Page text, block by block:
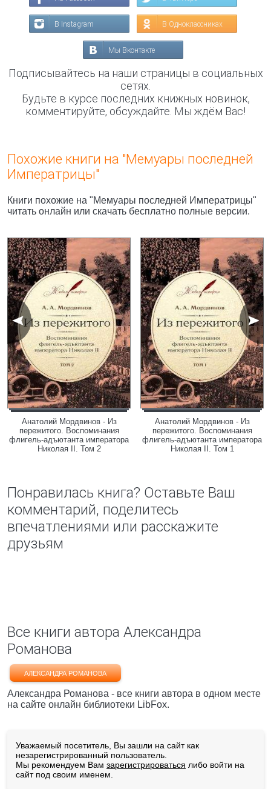
В Instagram В Одноклассниках
Мы Вконтакте
Подписывайтесь на наши страницы в социальных
сетях.
Будьте в курсе последних книжных новинок,
комментируйте, обсуждайте. Мы ждём Вас!
Похожие книги на "Мемуары последней
Императрицы"
Книги похожие на "Мемуары последней Императрицы"
читать онлайн или скачать бесплатно полные версии.
Анатолий Мордвинов - Из
пережитого. Воспоминания
флигель-адъютанта императора
Николая II. Том 2
Анатолий Мордвинов - Из
пережитого. Воспоминания
флигель-адъютанта императора
Николая II. Том 1
Понравилась книга? Оставьте Ваш
комментарий, поделитесь
впечатлениями или расскажите
друзьям
Все книги автора Александра
Романова
АЛЕКСАНДРА РОМАНОВА
Александра Романова - все книги автора в одном месте
на сайте онлайн библиотеки LibFox.
Уважаемый посетитель, Вы зашли на сайт как
незарегистрированный пользователь.
Мы рекомендуем Вам зарегистрироваться либо войти на
сайт под своим именем.